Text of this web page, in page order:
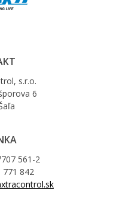
s.r.o.
6
561-2
771 842